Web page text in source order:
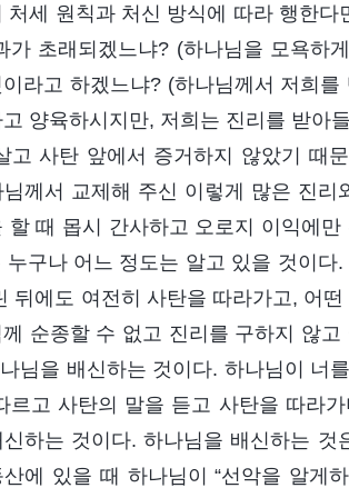
처세 원칙과 처신 방식에 따라 행한
가 초래되겠느냐? (하나님을 모욕하
라고 하겠느냐? (하나님께서 저희
양육하시지만, 저희는 진리를 받아
고 사탄 앞에서 증거하지 않았기 때
님께서 교제해 주신 이렇게 많은 진
할 때 몹시 간사하고 오로지 이익에
누구나 어느 정도는 알고 있을 것이
뒤에도 여전히 사탄을 따라가고, 어
순종할 수 없고 진리를 구하지 않
님을 배신하는 것이다. 하나님이 너
르고 사탄의 말을 듣고 사탄을 따라
하는 것이다. 하나님을 배신하는
산에 있을 때 하나님이 “선악을 알게